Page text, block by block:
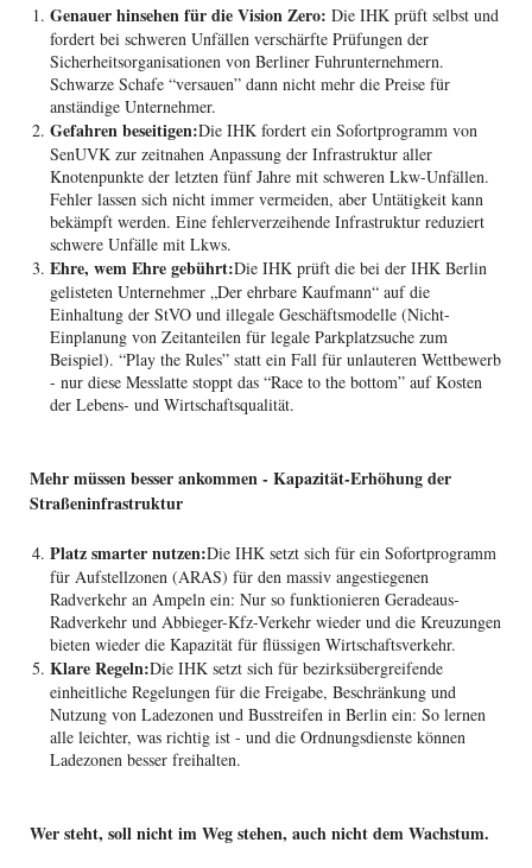
Genauer hinsehen für die Vision Zero:Die IHK prüft selbst und
fordert bei schweren Unfällen verschärfte Prüfungen der
Sicherheitsorganisationen von Berliner Fuhrunternehmern.
Schwarze Schafe “versauen” dann nicht mehr die Preise für
anständige Unternehmer.
Gefahren beseitigen:Die IHK fordert ein Sofortprogramm von
SenUVK zur zeitnahen Anpassung der Infrastruktur aller
Knotenpunkte der letzten fünf Jahre mit schweren Lkw-Unfällen.
Fehler lassen sich nicht immer vermeiden, aber Untätigkeit kann
bekämpft werden. Eine fehlerverzeihende Infrastruktur reduziert
schwere Unfälle mit Lkws.
Ehre, wem Ehre gebührt:Die IHK prüft die bei der IHK Berlin
gelisteten Unternehmer „Der ehrbare Kaufmann“ auf die
Einhaltung der StVO und illegale Geschäftsmodelle (Nicht-
Einplanung von Zeitanteilen für legale Parkplatzsuche zum
Beispiel). “Play the Rules” statt ein Fall für unlauteren Wettbewerb
- nur diese Messlatte stoppt das “Race to the bottom” auf Kosten
der Lebens- und Wirtschaftsqualität.
Mehr müssen besser ankommen - Kapazität-Erhöhung der
Straßeninfrastruktur
Platz smarter nutzen:Die IHK setzt sich für ein Sofortprogramm
für Aufstellzonen (ARAS) für den massiv angestiegenen
Radverkehr an Ampeln ein: Nur so funktionieren Geradeaus-
Radverkehr und Abbieger-Kfz-Verkehr wieder und die Kreuzungen
bieten wieder die Kapazität für flüssigen Wirtschaftsverkehr.
Klare Regeln:Die IHK setzt sich für bezirksübergreifende
einheitliche Regelungen für die Freigabe, Beschränkung und
Nutzung von Ladezonen und Busstreifen in Berlin ein: So lernen
alle leichter, was richtig ist - und die Ordnungsdienste können
Ladezonen besser freihalten.
Wer steht, soll nicht im Weg stehen, auch nicht dem Wachstum.